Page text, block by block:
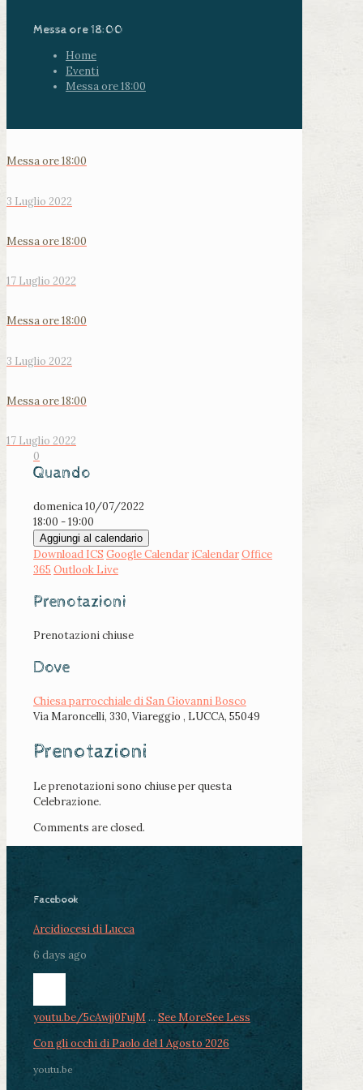
Messa ore 18:00
Home
Eventi
Messa ore 18:00
Messa ore 18:00
3 Luglio 2022
Messa ore 18:00
17 Luglio 2022
Messa ore 18:00
3 Luglio 2022
Messa ore 18:00
17 Luglio 2022
0
Quando
domenica 10/07/2022
18:00 - 19:00
Aggiungi al calendario
Download ICS Google Calendar iCalendarOffice
365 Outlook Live
Prenotazioni
Prenotazioni chiuse
Dove
Chiesa parrocchiale di San Giovanni Bosco
Via Maroncelli, 330, Viareggio , LUCCA, 55049
Prenotazioni
Le prenotazioni sono chiuse per questa
Celebrazione.
Comments are closed.
Facebook
Arcidiocesi di Lucca
6 days ago
youtu.be/5cAwjj0FujM ... See MoreSee Less
Con gli occhi di Paolo del 1 Agosto 2026
youtu.be